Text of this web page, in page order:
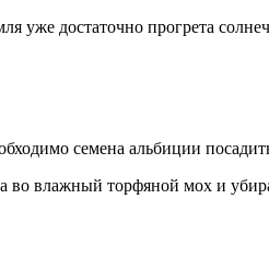
уже достаточно прогрета
семена альбиции
влажный торфяной мох и